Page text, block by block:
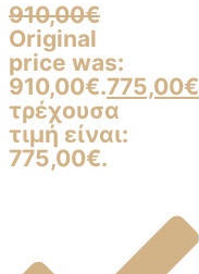
910,00€
Original
price was:
910,00€.775,00€
τρέχουσα
τιμή είναι:
775,00€.